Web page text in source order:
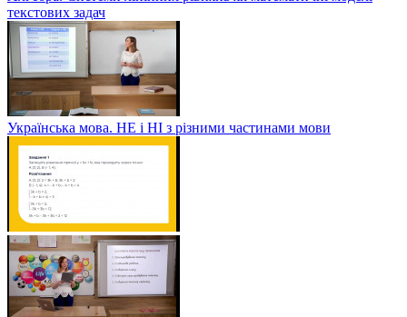
текстових задач
Українська мова. НЕ і НІ з різними частинами мови